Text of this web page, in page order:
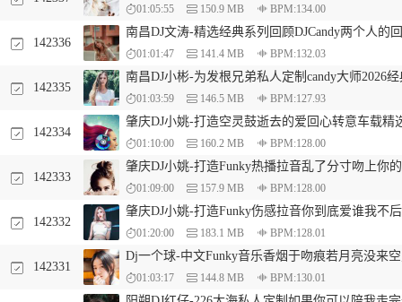
01:05:55 150.9 MB BPM:134.00
142336
南昌DJ文涛-精选经典系列回顾DJCandy两个人的
01:01:47 141.4 MB BPM:132.03
142335
南昌DJ小彬-为发根兄弟私人定制candy大师2026
01:03:59 146.5 MB BPM:127.93
142334
肇庆DJ小姚-打造空灵鼓逝去的爱回心转意车载精
01:10:00 160.2 MB BPM:128.00
142333
肇庆DJ小姚-打造Funky热播拉音乱了分寸吻上你
01:09:00 157.9 MB BPM:128.00
142332
肇庆DJ小姚-打造Funky伤感拉音你到底爱谁我不
01:20:00 183.1 MB BPM:128.01
142331
Dj一个球-中文Funky音乐香烟于吻痕若月亮没来
01:03:17 144.8 MB BPM:130.01